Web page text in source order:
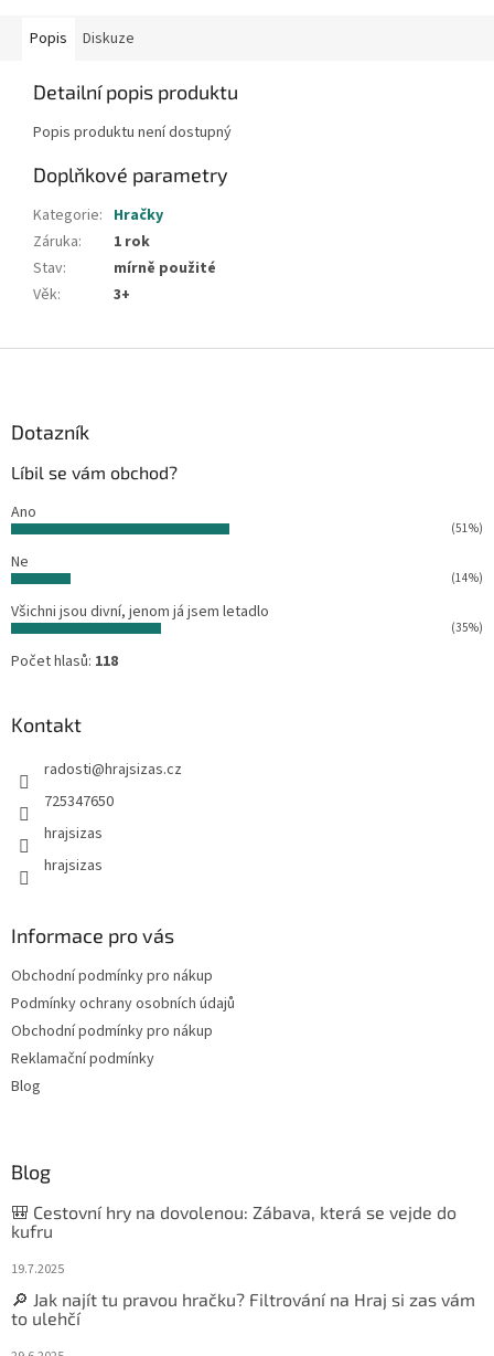
Popis Diskuze
Detailní popis produktu
Popis produktu není dostupný
Doplňkové parametry
Kategorie: Hračky
Záruka:
1 rok
Stav:
mírně použité
Věk: 3+
Dotazník
Líbil se vám obchod?
Ano
(51%)
Ne
(14%)
Všichni jsou divní, jenom já jsem letadlo
(35%)
Počet hlasů: 118
Kontakt
radosti@hrajsizas.cz
725347650
hrajsizas
hrajsizas
Informace pro vás
Obchodní podmínky pro nákup
Podmínky ochrany osobních údajů
Obchodní podmínky pro nákup
Reklamační podmínky
Blog
Blog
🎒 Cestovní hry na dovolenou: Zábava, která se vejde do
kufru
19.7.2025
🔎 Jak najít tu pravou hračku? Filtrování na Hraj si zas vám
to ulehčí